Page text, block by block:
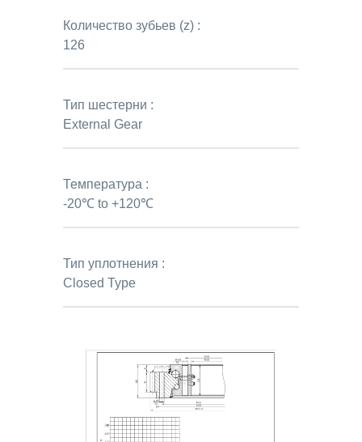
Количество зубьев (z) :
126
Тип шестерни :
External Gear
Температура :
-20℃ to +120℃
Тип уплотнения :
Closed Type